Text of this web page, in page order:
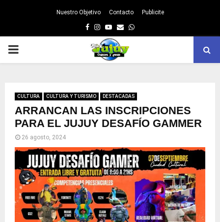
Nuestro Objetivo Contacto Publicite
Facebook
Instagram
Youtube
EmailWhatsapp
PRIMARY
CULTURA CULTURA Y TURISMO DESTACADAS
ARRANCAN LAS INSCRIPCIONES
PARA EL JUJUY DESAFÍO GAMMER
26 agosto, 2024